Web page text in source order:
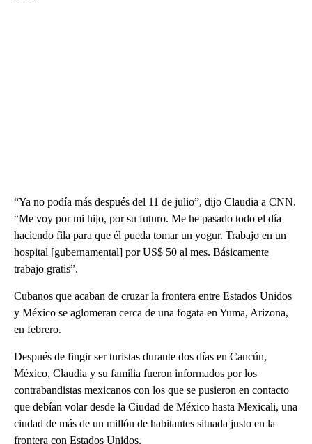
“Ya no podía más después del 11 de julio”, dijo Claudia a CNN.
“Me voy por mi hijo, por su futuro. Me he pasado todo el día
haciendo fila para que él pueda tomar un yogur. Trabajo en un
hospital [gubernamental] por US$ 50 al mes. Básicamente
trabajo gratis”.
Cubanos que acaban de cruzar la frontera entre Estados Unidos
y México se aglomeran cerca de una fogata en Yuma, Arizona,
en febrero.
Después de fingir ser turistas durante dos días en Cancún,
México, Claudia y su familia fueron informados por los
contrabandistas mexicanos con los que se pusieron en contacto
que debían volar desde la Ciudad de México hasta Mexicali, una
ciudad de más de un millón de habitantes situada justo en la
frontera con Estados Unidos.